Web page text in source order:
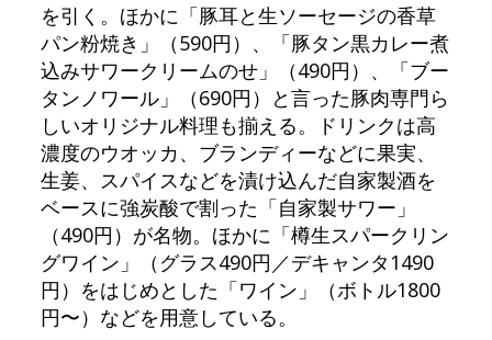
を引く。ほかに「豚耳と生ソーセージの香草
パン粉焼き」（590円）、「豚タン黒カレー煮
込みサワークリームのせ」（490円）、「ブー
タンノワール」（690円）と言った豚肉専門ら
しいオリジナル料理も揃える。ドリンクは高
濃度のウオッカ、ブランディーなどに果実、
生姜、スパイスなどを漬け込んだ自家製酒を
ベースに強炭酸で割った「自家製サワー」
（490円）が名物。ほかに「樽生スパークリン
グワイン」（グラス490円／デキャンタ1490
円）をはじめとした「ワイン」（ボトル1800
円〜）などを用意している。